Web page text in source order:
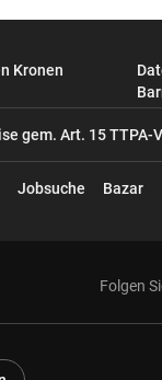
Kronen
gem. Art. 15 TTPA-
Jobsuche Bazar
Folgen